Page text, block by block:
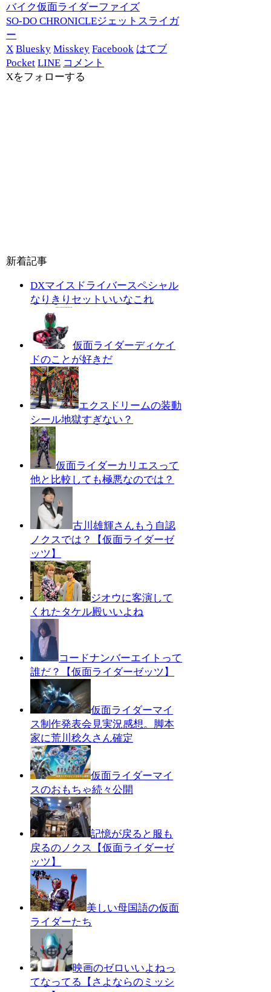
バイク仮面ライダーファイズ
SO-DO CHRONICLEジェットスライガ
ー
X Bluesky Misskey Facebook はてブ
Pocket LINE コメント
Xをフォローする
新着記事
DXマイスドライバースペシャル
なりきりセットいいなこれ
仮面ライダーディケイ
ドのことが好きだ
エクスドリームの装動
シール地獄すぎない？
仮面ライダーカリエスって
他と比較しても極悪なのでは？
古川雄輝さんもう自認
ノクスでは？【仮面ライダーゼ
ッツ】
ジオウに客演して
くれたタケル殿いいよね
コードナンバーエイトって
誰だ？【仮面ライダーゼッツ】
仮面ライダーマイ
ス制作発表会見実況感想。脚本
家に荒川稔久さん確定
仮面ライダーマイ
スのおもちゃ続々公開
記憶が戻ると服も
戻るのノクス【仮面ライダーゼ
ッツ】
美しい母国語の仮面
ライダーたち
映画のゼロいいよねっ
てなってる【さよならのミッシ